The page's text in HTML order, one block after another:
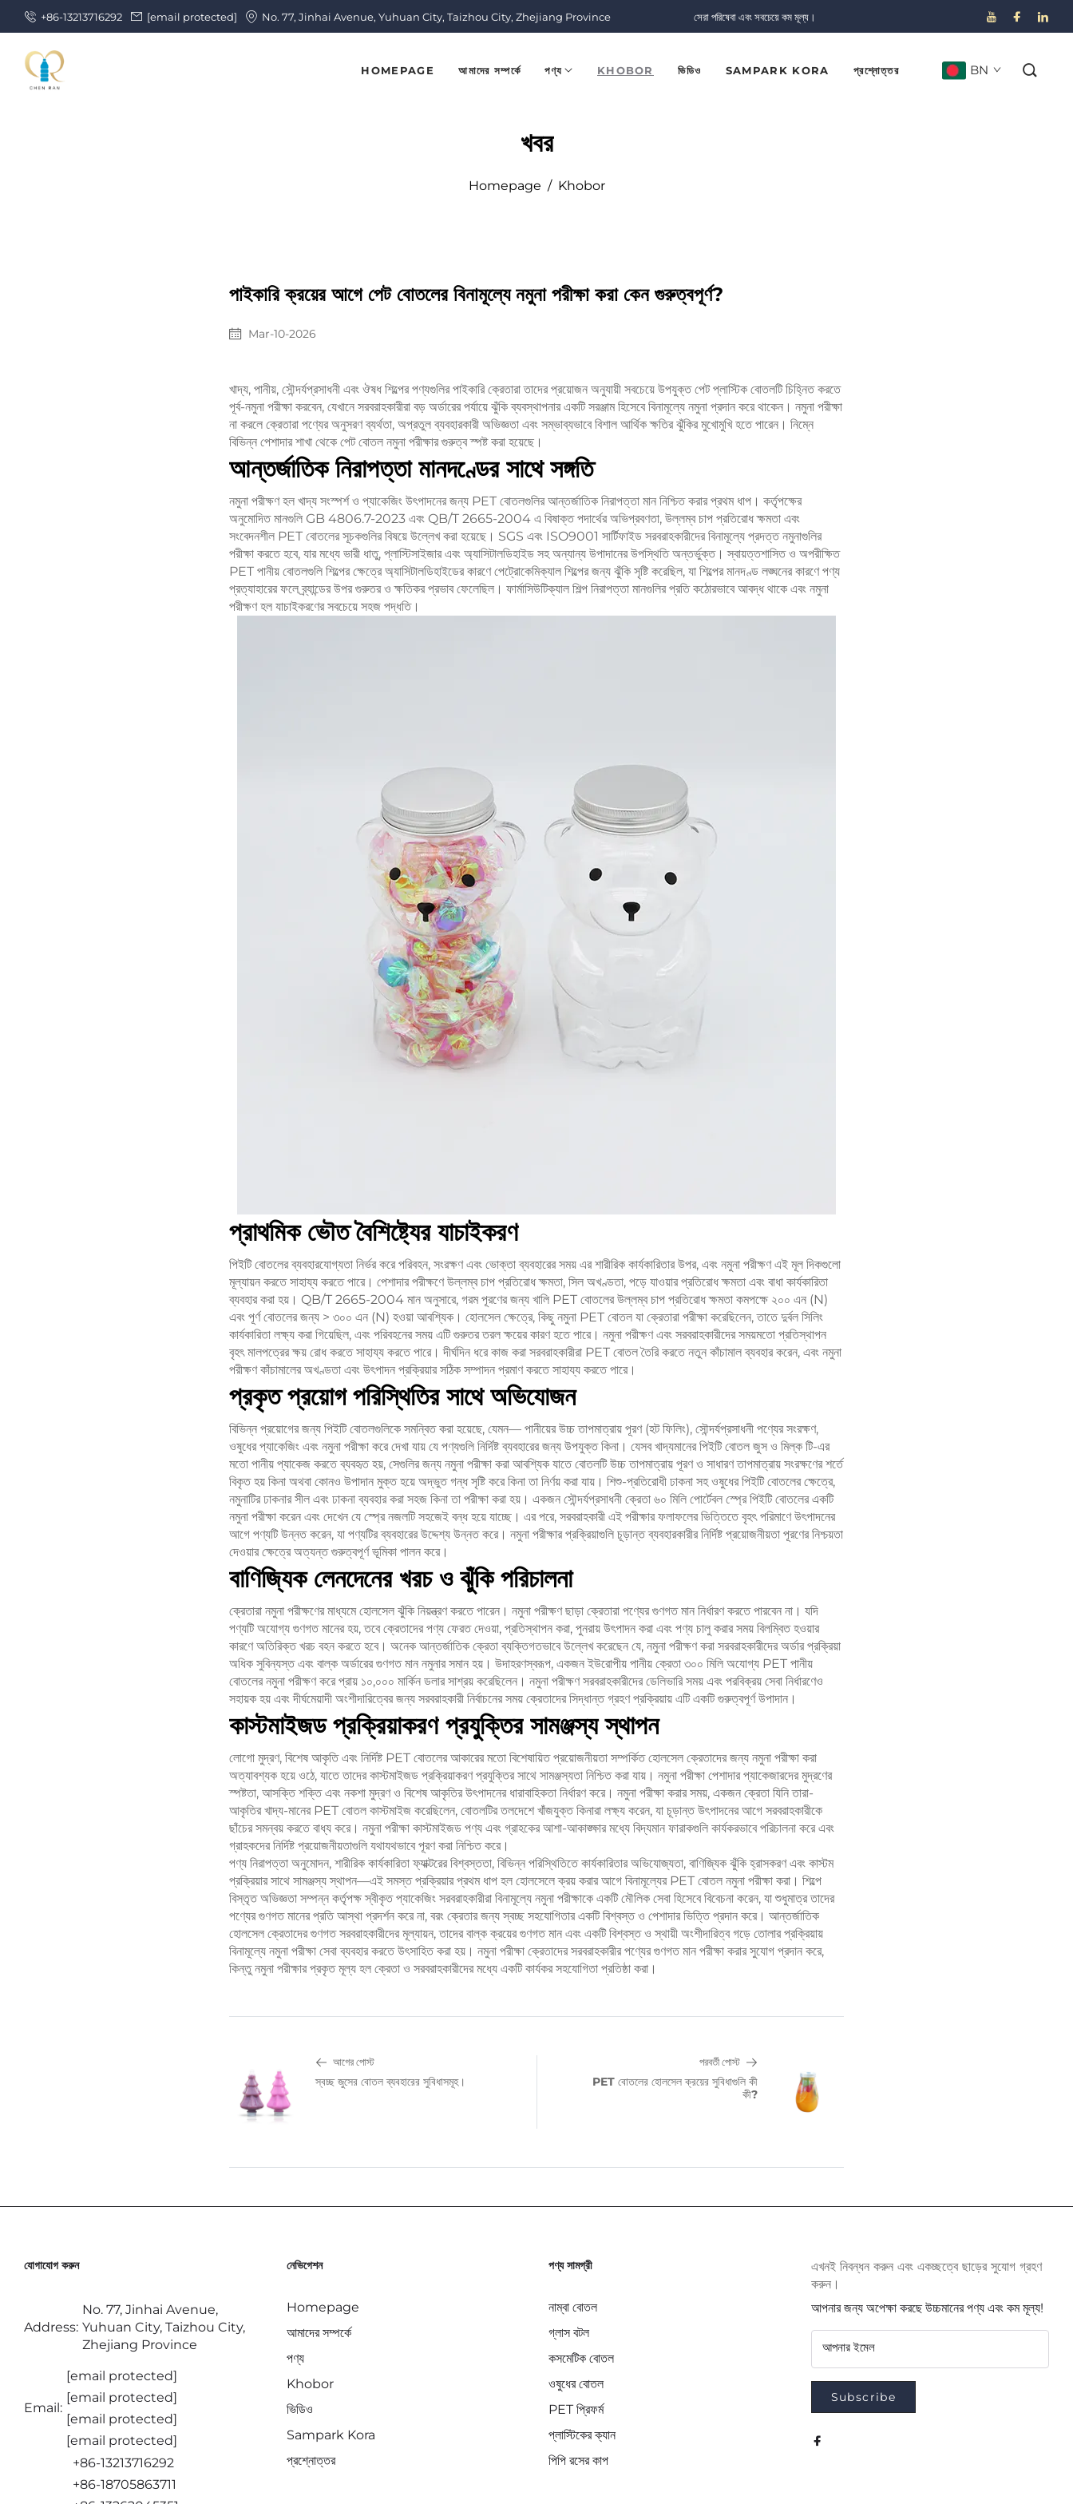
+86-13213716292 [email protected] No. 77, Jinhai Avenue, Yuhuan City, Taizhou City, Zhejiang Province সেরা পরিষেবা এবং সবচেয়ে কম মূল্য।
HOMEPAGE আমাদের সম্পর্কে পণ্য KHOBOR ভিডিও SAMPARK KORA প্রশ্নোত্তর BN
Homepage / Khobor
খবর
পাইকারি ক্রয়ের আগে পেট বোতলের বিনামূল্যে নমুনা পরীক্ষা করা কেন গুরুত্বপূর্ণ?
Mar-10-2026
খাদ্য, পানীয়, সৌন্দর্যপ্রসাধনী এবং ঔষধ শিল্পের পণ্যগুলির পাইকারি ক্রেতারা তাদের প্রয়োজন অনুযায়ী সবচেয়ে উপযুক্ত পেট প্লাস্টিক বোতলটি চিহ্নিত করতে
পূর্ব-নমুনা পরীক্ষা করবেন, যেখানে সরবরাহকারীরা বড় অর্ডারের পর্যায়ে ঝুঁকি ব্যবস্থাপনার একটি সরঞ্জাম হিসেবে বিনামূল্যে নমুনা প্রদান করে থাকেন। নমুনা পরীক্ষা
না করলে ক্রেতারা পণ্যের অনুসরণ ব্যর্থতা, অপ্রতুল ব্যবহারকারী অভিজ্ঞতা এবং সম্ভাব্যভাবে বিশাল আর্থিক ক্ষতির ঝুঁকির মুখোমুখি হতে পারেন। নিম্নে
বিভিন্ন পেশাদার শাখা থেকে পেট বোতল নমুনা পরীক্ষার গুরুত্ব স্পষ্ট করা হয়েছে।
আন্তর্জাতিক নিরাপত্তা মানদণ্ডের সাথে সঙ্গতি
নমুনা পরীক্ষণ হল খাদ্য সংস্পর্শ ও প্যাকেজিং উৎপাদনের জন্য PET বোতলগুলির আন্তর্জাতিক নিরাপত্তা মান নিশ্চিত করার প্রথম ধাপ। কর্তৃপক্ষের
অনুমোদিত মানগুলি GB 4806.7-2023 এবং QB/T 2665-2004 এ বিষাক্ত পদার্থের অভিপ্রবণতা, উল্লম্ব চাপ প্রতিরোধ ক্ষমতা এবং
সংবেদনশীল PET বোতলের সূচকগুলির বিষয়ে উল্লেখ করা হয়েছে। SGS এবং ISO9001 সার্টিফাইড সরবরাহকারীদের বিনামূল্যে প্রদত্ত নমুনাগুলির
পরীক্ষা করতে হবে, যার মধ্যে ভারী ধাতু, প্লাস্টিসাইজার এবং অ্যাসিটালডিহাইড সহ অন্যান্য উপাদানের উপস্থিতি অন্তর্ভুক্ত। স্বায়ত্তশাসিত ও অপরীক্ষিত
PET পানীয় বোতলগুলি শিল্পের ক্ষেত্রে অ্যাসিটালডিহাইডের কারণে পেট্রোকেমিক্যাল শিল্পের জন্য ঝুঁকি সৃষ্টি করেছিল, যা শিল্পের মানদণ্ড লঙ্ঘনের কারণে পণ্য
প্রত্যাহারের ফলে ব্র্যান্ডের উপর গুরুতর ও ক্ষতিকর প্রভাব ফেলেছিল। ফার্মাসিউটিক্যাল শিল্প নিরাপত্তা মানগুলির প্রতি কঠোরভাবে আবদ্ধ থাকে এবং নমুনা
পরীক্ষণ হল যাচাইকরণের সবচেয়ে সহজ পদ্ধতি।
প্রাথমিক ভৌত বৈশিষ্ট্যের যাচাইকরণ
পিইটি বোতলের ব্যবহারযোগ্যতা নির্ভর করে পরিবহন, সংরক্ষণ এবং ভোক্তা ব্যবহারের সময় এর শারীরিক কার্যকারিতার উপর, এবং নমুনা পরীক্ষণ এই মূল দিকগুলো
মূল্যায়ন করতে সাহায্য করতে পারে। পেশাদার পরীক্ষণে উল্লম্ব চাপ প্রতিরোধ ক্ষমতা, সিল অখণ্ডতা, পড়ে যাওয়ার প্রতিরোধ ক্ষমতা এবং বাধা কার্যকারিতা
ব্যবহার করা হয়। QB/T 2665-2004 মান অনুসারে, গরম পূরণের জন্য খালি PET বোতলের উল্লম্ব চাপ প্রতিরোধ ক্ষমতা কমপক্ষে ২০০ এন (N)
এবং পূর্ণ বোতলের জন্য > ৩০০ এন (N) হওয়া আবশ্যিক। হোলসেল ক্ষেত্রে, কিছু নমুনা PET বোতল যা ক্রেতারা পরীক্ষা করেছিলেন, তাতে দুর্বল সিলিং
কার্যকারিতা লক্ষ্য করা গিয়েছিল, এবং পরিবহনের সময় এটি গুরুতর তরল ক্ষয়ের কারণ হতে পারে। নমুনা পরীক্ষণ এবং সরবরাহকারীদের সময়মতো প্রতিস্থাপন
বৃহৎ মালপত্রের ক্ষয় রোধ করতে সাহায্য করতে পারে। দীর্ঘদিন ধরে কাজ করা সরবরাহকারীরা PET বোতল তৈরি করতে নতুন কাঁচামাল ব্যবহার করেন, এবং নমুনা
পরীক্ষণ কাঁচামালের অখণ্ডতা এবং উৎপাদন প্রক্রিয়ার সঠিক সম্পাদন প্রমাণ করতে সাহায্য করতে পারে।
প্রকৃত প্রয়োগ পরিস্থিতির সাথে অভিযোজন
বিভিন্ন প্রয়োগের জন্য পিইটি বোতলগুলিকে সমন্বিত করা হয়েছে, যেমন— পানীয়ের উচ্চ তাপমাত্রায় পূরণ (হট ফিলিং), সৌন্দর্যপ্রসাধনী পণ্যের সংরক্ষণ,
ওষুধের প্যাকেজিং এবং নমুনা পরীক্ষা করে দেখা যায় যে পণ্যগুলি নির্দিষ্ট ব্যবহারের জন্য উপযুক্ত কিনা। যেসব খাদ্যমানের পিইটি বোতল জুস ও মিল্ক টি-এর
মতো পানীয় প্যাকেজ করতে ব্যবহৃত হয়, সেগুলির জন্য নমুনা পরীক্ষা করা আবশ্যিক যাতে বোতলটি উচ্চ তাপমাত্রায় পূরণ ও সাধারণ তাপমাত্রায় সংরক্ষণের শর্তে
বিকৃত হয় কিনা অথবা কোনও উপাদান মুক্ত হয়ে অদ্ভুত গন্ধ সৃষ্টি করে কিনা তা নির্ণয় করা যায়। শিশু-প্রতিরোধী ঢাকনা সহ ওষুধের পিইটি বোতলের ক্ষেত্রে,
নমুনাটির ঢাকনার সীল এবং ঢাকনা ব্যবহার করা সহজ কিনা তা পরীক্ষা করা হয়। একজন সৌন্দর্যপ্রসাধনী ক্রেতা ৬০ মিলি পোর্টেবল স্প্রে পিইটি বোতলের একটি
নমুনা পরীক্ষা করেন এবং দেখেন যে স্প্রে নজলটি সহজেই বন্ধ হয়ে যাচ্ছে। এর পরে, সরবরাহকারী এই পরীক্ষার ফলাফলের ভিত্তিতে বৃহৎ পরিমাণে উৎপাদনের
আগে পণ্যটি উন্নত করেন, যা পণ্যটির ব্যবহারের উদ্দেশ্য উন্নত করে। নমুনা পরীক্ষার প্রক্রিয়াগুলি চূড়ান্ত ব্যবহারকারীর নির্দিষ্ট প্রয়োজনীয়তা পূরণের নিশ্চয়তা
দেওয়ার ক্ষেত্রে অত্যন্ত গুরুত্বপূর্ণ ভূমিকা পালন করে।
বাণিজ্যিক লেনদেনের খরচ ও ঝুঁকি পরিচালনা
ক্রেতারা নমুনা পরীক্ষণের মাধ্যমে হোলসেল ঝুঁকি নিয়ন্ত্রণ করতে পারেন। নমুনা পরীক্ষণ ছাড়া ক্রেতারা পণ্যের গুণগত মান নির্ধারণ করতে পারবেন না। যদি
পণ্যটি অযোগ্য গুণগত মানের হয়, তবে ক্রেতাদের পণ্য ফেরত দেওয়া, প্রতিস্থাপন করা, পুনরায় উৎপাদন করা এবং পণ্য চালু করার সময় বিলম্বিত হওয়ার
কারণে অতিরিক্ত খরচ বহন করতে হবে। অনেক আন্তর্জাতিক ক্রেতা ব্যক্তিগতভাবে উল্লেখ করেছেন যে, নমুনা পরীক্ষণ করা সরবরাহকারীদের অর্ডার প্রক্রিয়া
অধিক সুবিন্যস্ত এবং বাল্ক অর্ডারের গুণগত মান নমুনার সমান হয়। উদাহরণস্বরূপ, একজন ইউরোপীয় পানীয় ক্রেতা ৩০০ মিলি অযোগ্য PET পানীয়
বোতলের নমুনা পরীক্ষণ করে প্রায় ১০,০০০ মার্কিন ডলার সাশ্রয় করেছিলেন। নমুনা পরীক্ষণ সরবরাহকারীদের ডেলিভারি সময় এবং পরবিক্রয় সেবা নির্ধারণেও
সহায়ক হয় এবং দীর্ঘমেয়াদী অংশীদারিত্বের জন্য সরবরাহকারী নির্বাচনের সময় ক্রেতাদের সিদ্ধান্ত গ্রহণ প্রক্রিয়ায় এটি একটি গুরুত্বপূর্ণ উপাদান।
কাস্টমাইজড প্রক্রিয়াকরণ প্রযুক্তির সামঞ্জস্য স্থাপন
লোগো মুদ্রণ, বিশেষ আকৃতি এবং নির্দিষ্ট PET বোতলের আকারের মতো বিশেষায়িত প্রয়োজনীয়তা সম্পর্কিত হোলসেল ক্রেতাদের জন্য নমুনা পরীক্ষা করা
অত্যাবশ্যক হয়ে ওঠে, যাতে তাদের কাস্টমাইজড প্রক্রিয়াকরণ প্রযুক্তির সাথে সামঞ্জস্যতা নিশ্চিত করা যায়। নমুনা পরীক্ষা পেশাদার প্যাকেজারদের মুদ্রণের
স্পষ্টতা, আসক্তি শক্তি এবং নকশা মুদ্রণ ও বিশেষ আকৃতির উৎপাদনের ধারাবাহিকতা নির্ধারণ করে। নমুনা পরীক্ষা করার সময়, একজন ক্রেতা যিনি তারা-
আকৃতির খাদ্য-মানের PET বোতল কাস্টমাইজ করেছিলেন, বোতলটির তলদেশে খাঁজযুক্ত কিনারা লক্ষ্য করেন, যা চূড়ান্ত উৎপাদনের আগে সরবরাহকারীকে
ছাঁচের সমন্বয় করতে বাধ্য করে। নমুনা পরীক্ষা কাস্টমাইজড পণ্য এবং গ্রাহকের আশা-আকাঙ্ক্ষার মধ্যে বিদ্যমান ফারাকগুলি কার্যকরভাবে পরিচালনা করে এবং
গ্রাহকদের নির্দিষ্ট প্রয়োজনীয়তাগুলি যথাযথভাবে পূরণ করা নিশ্চিত করে।
পণ্য নিরাপত্তা অনুমোদন, শারীরিক কার্যকারিতা ফ্যাক্টরের বিশ্বস্ততা, বিভিন্ন পরিস্থিতিতে কার্যকারিতার অভিযোজ্যতা, বাণিজ্যিক ঝুঁকি হ্রাসকরণ এবং কাস্টম
প্রক্রিয়ার সাথে সামঞ্জস্য স্থাপন—এই সমস্ত প্রক্রিয়ার প্রথম ধাপ হল হোলসেলে ক্রয় করার আগে বিনামূল্যের PET বোতল নমুনা পরীক্ষা করা। শিল্পে
বিস্তৃত অভিজ্ঞতা সম্পন্ন কর্তৃপক্ষ স্বীকৃত প্যাকেজিং সরবরাহকারীরা বিনামূল্যে নমুনা পরীক্ষাকে একটি মৌলিক সেবা হিসেবে বিবেচনা করেন, যা শুধুমাত্র তাদের
পণ্যের গুণগত মানের প্রতি আস্থা প্রদর্শন করে না, বরং ক্রেতার জন্য স্বচ্ছ সহযোগিতার একটি বিশ্বস্ত ও পেশাদার ভিত্তি প্রদান করে। আন্তর্জাতিক
হোলসেল ক্রেতাদের গুণগত সরবরাহকারীদের মূল্যায়ন, তাদের বাল্ক ক্রয়ের গুণগত মান এবং একটি বিশ্বস্ত ও স্থায়ী অংশীদারিত্ব গড়ে তোলার প্রক্রিয়ায়
বিনামূল্যে নমুনা পরীক্ষা সেবা ব্যবহার করতে উৎসাহিত করা হয়। নমুনা পরীক্ষা ক্রেতাদের সরবরাহকারীর পণ্যের গুণগত মান পরীক্ষা করার সুযোগ প্রদান করে,
কিন্তু নমুনা পরীক্ষার প্রকৃত মূল্য হল ক্রেতা ও সরবরাহকারীদের মধ্যে একটি কার্যকর সহযোগিতা প্রতিষ্ঠা করা।
আগের পোস্ট
স্বচ্ছ জুসের বোতল ব্যবহারের সুবিধাসমূহ।
পরবর্তী পোস্ট
PET বোতলের হোলসেল ক্রয়ের সুবিধাগুলি কী
কী?
যোগাযোগ করুন
Address:
No. 77, Jinhai Avenue,
Yuhuan City, Taizhou City,
Zhejiang Province
Email:
[email protected]
[email protected]
[email protected]
[email protected]
+86-13213716292
+86-18705863711
নেভিগেশন
Homepage
আমাদের সম্পর্কে
পণ্য
Khobor
ভিডিও
Sampark Kora
প্রশ্নোত্তর
পণ্য সামগ্রী
নাম্বা বোতল
গ্লাস বটল
কসমেটিক বোতল
ওষুধের বোতল
PET প্রিফর্ম
প্লাস্টিকের ক্যান
পিপি রসের কাপ
এখনই নিবন্ধন করুন এবং একচ্ছত্বে ছাড়ের সুযোগ গ্রহণ
করুন।
আপনার জন্য অপেক্ষা করছে উচ্চমানের পণ্য এবং কম মূল্য!
আপনার ইমেল
Subscribe